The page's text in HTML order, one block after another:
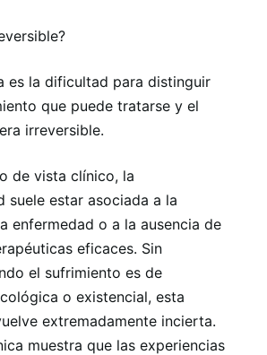
es la dificultad para distinguir
que puede tratarse y el
irreversible.
de vista clínico, la
suele estar asociada a la
enfermedad o a la ausencia de
eficaces. Sin
el sufrimiento es de
o existencial, esta
extremadamente incierta.
muestra que las experiencias